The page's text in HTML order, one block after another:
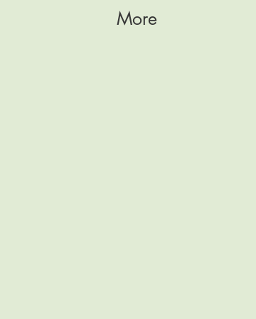
More